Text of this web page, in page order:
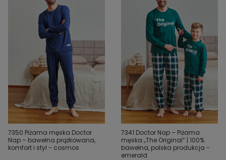
7350 Piżama męska Doctor
Nap – bawełna prążkowana,
komfort i styl - cosmos
7341 Doctor Nap – Piżama
męska „The Original” | 100%
bawełna, polska produkcja -
emerald